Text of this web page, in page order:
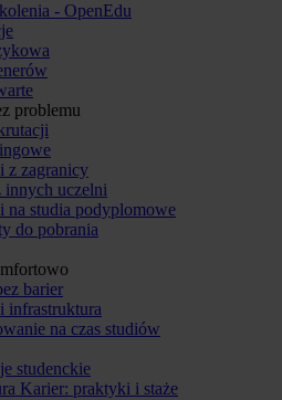
- OpenEdu
problemu
z zagranicy
innych uczelni
na studia podyplomowe
do pobrania
barier
infrastruktura
na czas studiów
studenckie
Karier: praktyki i staże